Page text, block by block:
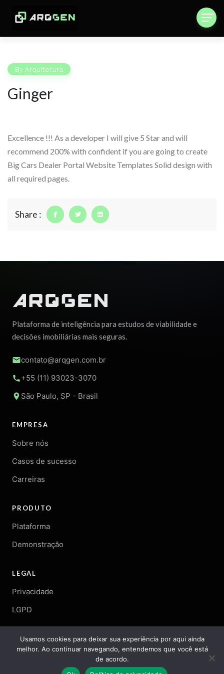
By Arquitetura
Ginger
Excellence !!! As a developer I will give 5 Star and will
recommend 200% with confident if you are going to create
Big Cars Dealer Portal Website Templates Solid design with
all required pages.
Share :
Plataforma de inteligência para estudos de viabilidade e
decisões imobiliárias mais seguras.
contato@arqgen.com.br
+55 (11) 93023-3070
São Paulo, SP - Brasil
EMPRESA
Sobre nós
Casos de sucesso
Carreiras
PRODUTO
Plataforma
Demonstração
LEGAL
Privacidade
LGPD
© 2026 Arqgen. Todos os direitos reservados.
Usamos cookies para deixar sua experiência por aqui ainda
melhor. Ao continuar navegando, entendemos que você está
de acordo.